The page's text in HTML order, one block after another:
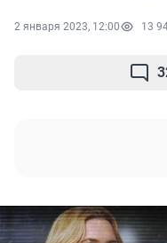
2 января 2023, 12:00 13